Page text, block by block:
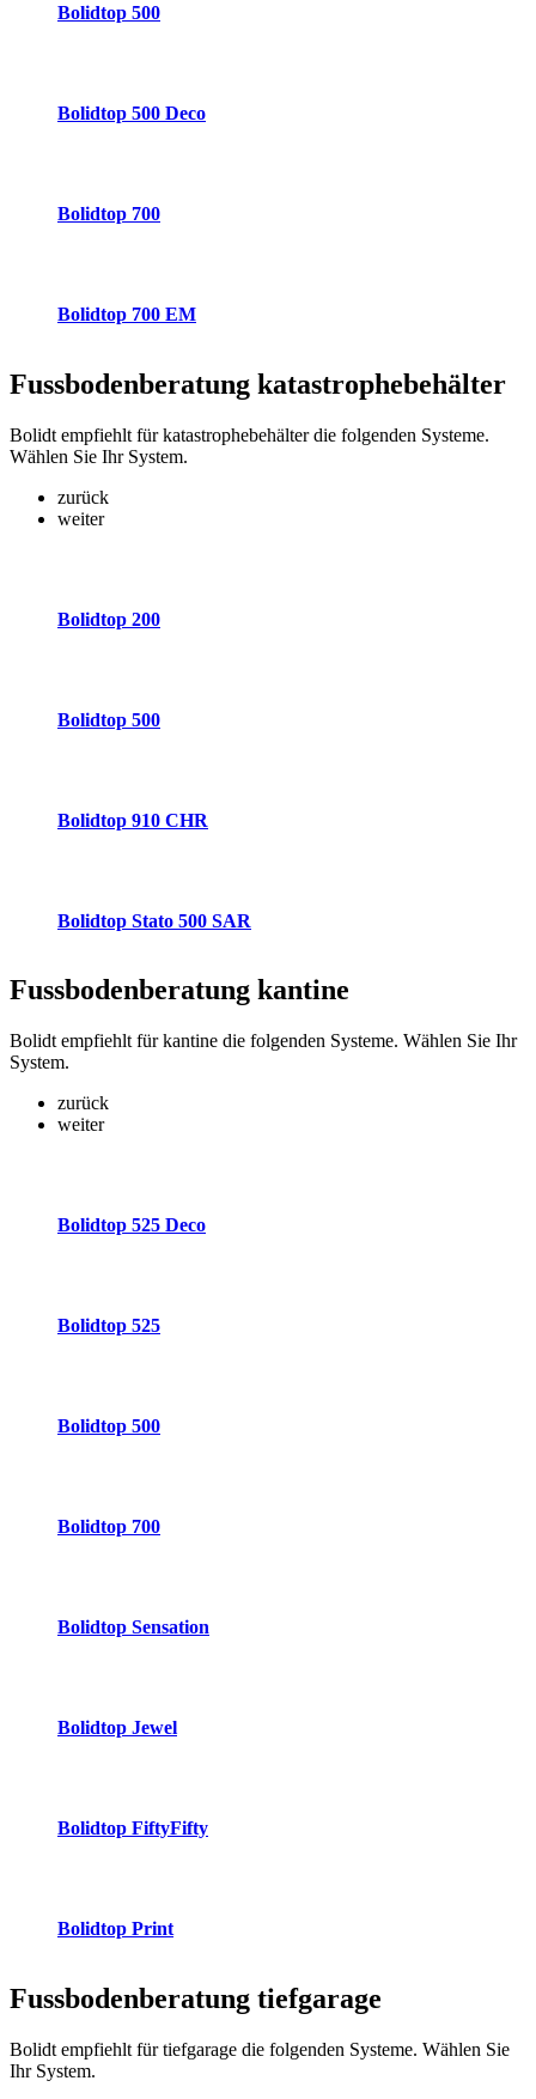
Bolidtop 500
Bolidtop 500 Deco
Bolidtop 700
Bolidtop 700 EM
Fussbodenberatung katastrophebehälter
Bolidt empfiehlt für katastrophebehälter die folgenden Systeme.
Wählen Sie Ihr System.
zurück
weiter
Bolidtop 200
Bolidtop 500
Bolidtop 910 CHR
Bolidtop Stato 500 SAR
Fussbodenberatung kantine
Bolidt empfiehlt für kantine die folgenden Systeme. Wählen Sie Ihr
System.
zurück
weiter
Bolidtop 525 Deco
Bolidtop 525
Bolidtop 500
Bolidtop 700
Bolidtop Sensation
Bolidtop Jewel
Bolidtop FiftyFifty
Bolidtop Print
Fussbodenberatung tiefgarage
Bolidt empfiehlt für tiefgarage die folgenden Systeme. Wählen Sie
Ihr System.